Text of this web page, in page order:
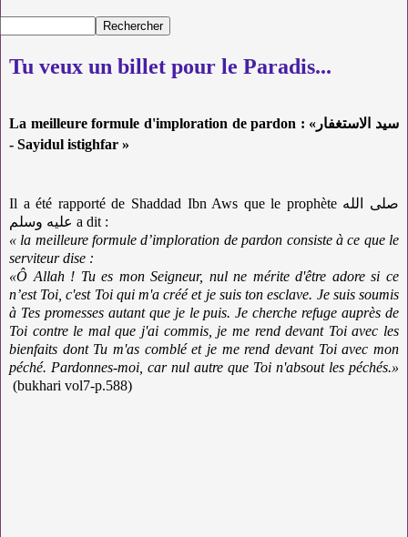
Tu veux un billet pour le Paradis...
La meilleure formule d'imploration de pardon : «سيد الاستغفار
- Sayidul istighfar »
Il a été rapporté de Shaddad Ibn Aws que le prophète صلى الله
عليه وسلم a dit :
« la meilleure formule d’imploration de pardon consiste à ce que le
serviteur dise :
«Ô Allah ! Tu es mon Seigneur, nul ne mérite d'être adore si ce
n’est Toi, c'est Toi qui m'a créé et je suis ton esclave. Je suis soumis
à Tes promesses autant que je le puis. Je cherche refuge auprès de
Toi contre le mal que j'ai commis, je me rend devant Toi avec les
bienfaits dont Tu m'as comblé et je me rend devant Toi avec mon
péché. Pardonnes-moi, car nul autre que Toi n'absout les péchés.»
(bukhari vol7-p.588)